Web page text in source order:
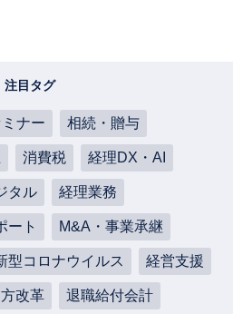
注目タグ
ナー 相続・贈与
消費税 経理DX・AI
タル 経理業務
ート M&A・事業承継
型コロナウイルス 経営支援
改革 退職給付会計